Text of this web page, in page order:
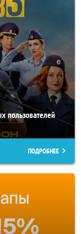
пользователей
ПОДРОБНЕЕ